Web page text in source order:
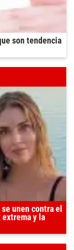
son tendencia
unen contra el
y la